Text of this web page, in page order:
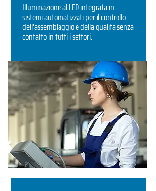
Illuminazione al LED integrata in
sistemi automatizzati per il controllo
dell'assemblaggio e della qualità senza
contatto in tutti i settori.